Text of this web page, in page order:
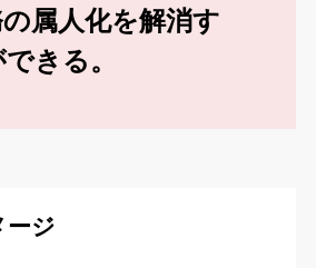
属人化を解消す
きる。
ージ